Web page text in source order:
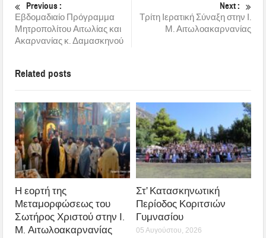
Previous :
Εβδομαδιαίο Πρόγραμμα
Μητροπολίτου Αιτωλίας και
Ακαρνανίας κ. Δαμασκηνού
Next :
Τρίτη Ιερατική Σύναξη στην Ι.
Μ. Αιτωλοακαρνανίας
Related posts
Η εορτή της
Μεταμορφώσεως του
Σωτήρος Χριστού στην Ι.
Μ. Αιτωλοακαρνανίας
Στ’ Κατασκηνωτική
Περίοδος Κοριτσιών
Γυμνασίου
05 Αυγούστου, 2026